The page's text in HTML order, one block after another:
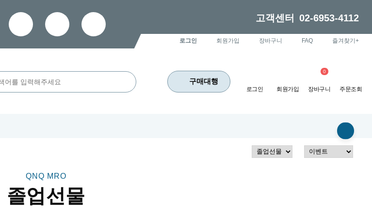
고객센터 02-6953-4112
로그인 회원가입 장바구니 FAQ 즐겨찾기+
구매대행
로그인 회원가입 장바구니
0
주문조회
졸업선물